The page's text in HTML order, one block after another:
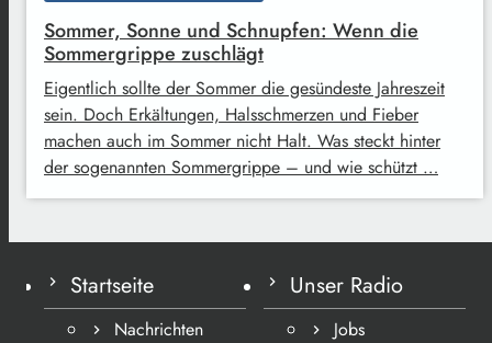
Sommer, Sonne und Schnupfen: Wenn die
Sommergrippe zuschlägt
Eigentlich sollte der Sommer die gesündeste Jahreszeit
sein. Doch Erkältungen, Halsschmerzen und Fieber
machen auch im Sommer nicht Halt. Was steckt hinter
der sogenannten Sommergrippe – und wie schützt …
Startseite
Nachrichten
Unser Radio
Jobs